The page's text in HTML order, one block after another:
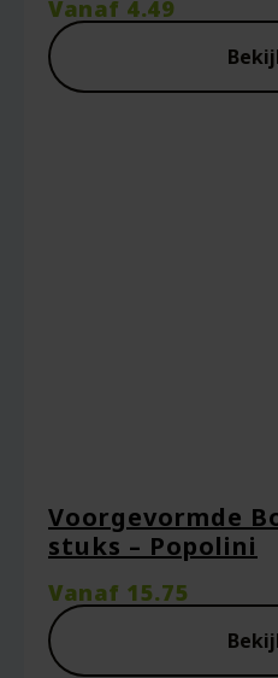
Vanaf 4.49
Voorgevormde
stuks – Popolini
Vanaf 15.75